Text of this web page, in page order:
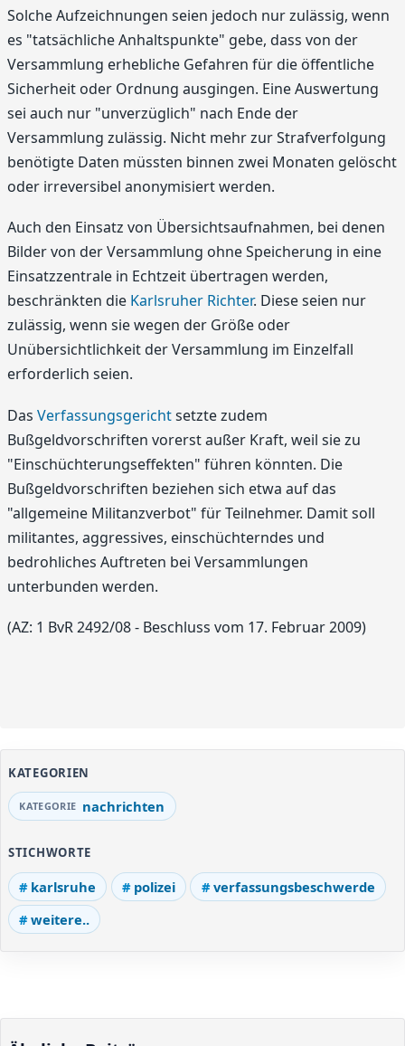
Solche Aufzeichnungen seien jedoch nur zulässig, wenn
es "tatsächliche Anhaltspunkte" gebe, dass von der
Versammlung erhebliche Gefahren für die öffentliche
Sicherheit oder Ordnung ausgingen. Eine Auswertung
sei auch nur "unverzüglich" nach Ende der
Versammlung zulässig. Nicht mehr zur Strafverfolgung
benötigte Daten müssten binnen zwei Monaten gelöscht
oder irreversibel anonymisiert werden.
Auch den Einsatz von Übersichtsaufnahmen, bei denen
Bilder von der Versammlung ohne Speicherung in eine
Einsatzzentrale in Echtzeit übertragen werden,
beschränkten die Karlsruher Richter. Diese seien nur
zulässig, wenn sie wegen der Größe oder
Unübersichtlichkeit der Versammlung im Einzelfall
erforderlich seien.
Das Verfassungsgerichtsetzte zudem
Bußgeldvorschriften vorerst außer Kraft, weil sie zu
"Einschüchterungseffekten" führen könnten. Die
Bußgeldvorschriften beziehen sich etwa auf das
"allgemeine Militanzverbot" für Teilnehmer. Damit soll
militantes, aggressives, einschüchterndes und
bedrohliches Auftreten bei Versammlungen
unterbunden werden.
(AZ: 1 BvR 2492/08 - Beschluss vom 17. Februar 2009)
KATEGORIEN
nachrichten
STICHWORTE
karlsruhe polizei
verfassungsbeschwerde
weitere..